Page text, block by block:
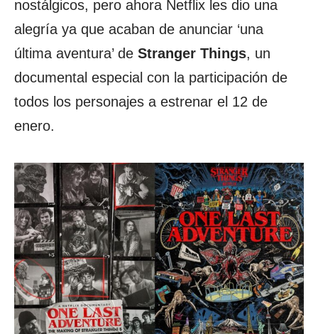
nostálgicos, pero ahora Netflix les dio una
alegría ya que acaban de anunciar ‘una
última aventura’ de Stranger Things, un
documental especial con la participación de
todos los personajes a estrenar el 12 de
enero.